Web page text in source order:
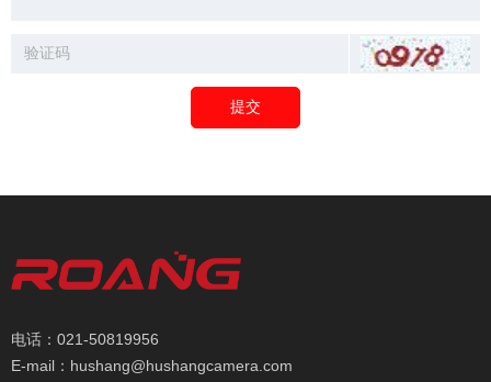
提交
电话：021-50819956
E-mail：hushang@hushangcamera.com